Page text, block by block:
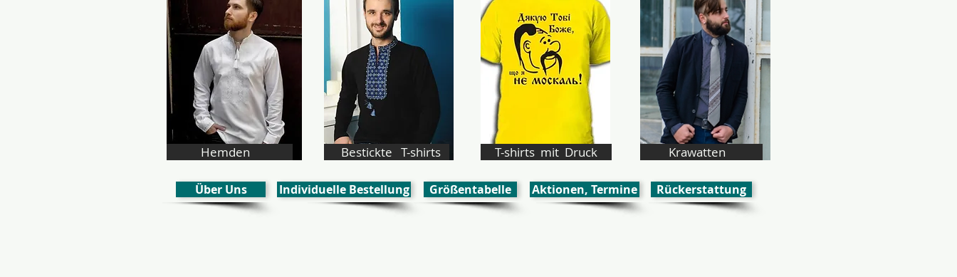
Hemden Bestickte T-shirts T-shirts mit Druck Krawatten
Über Uns Individuelle Bestellung Größentabelle Aktionen, Termine Rückerstattung